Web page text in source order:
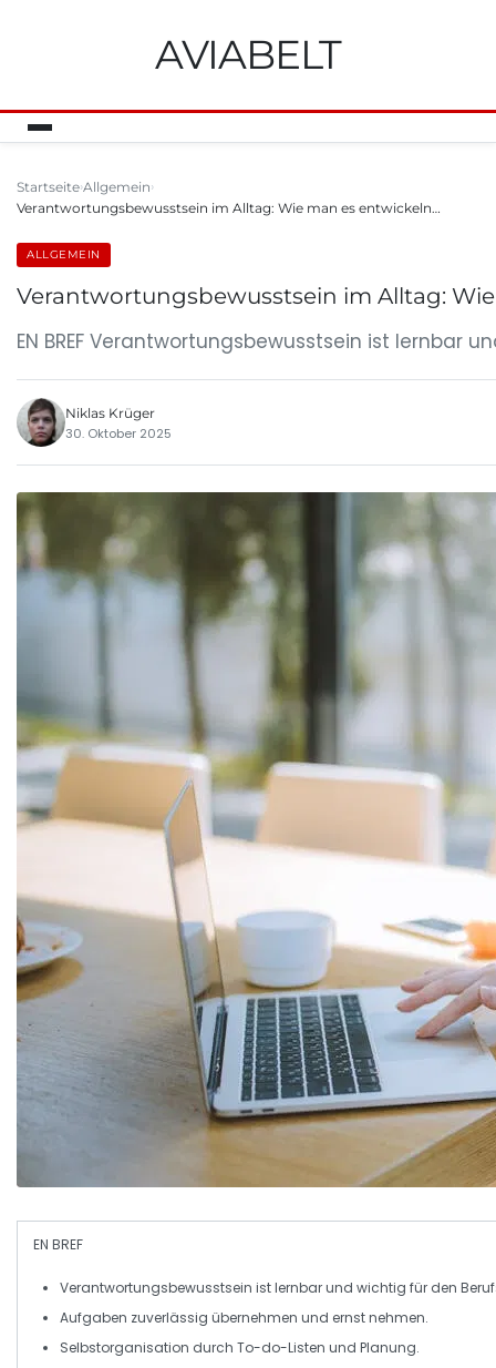
AVIABELT
Startseite Allgemein
Verantwortungsbewusstsein im Alltag: Wie man es entwickeln…
ALLGEMEIN
Verantwortungsbewusstsein im Alltag:
EN BREF Verantwortungsbewusstsein ist
Niklas Krüger
30. Oktober 2025
EN BREF
Verantwortungsbewusstsein ist lernbar und wichtig für den
Aufgaben zuverlässig übernehmen und ernst nehmen.
Selbstorganisation durch To-do-Listen und Planung.